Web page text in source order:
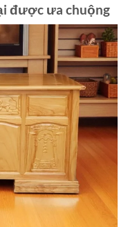
được ưa chuộng